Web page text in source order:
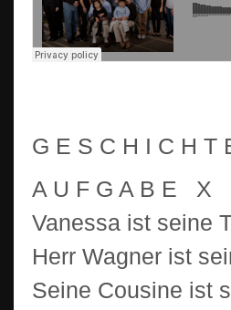
G E S C H I C H
A U F G A B E X
Vanessa ist seine
Herr Wagner ist
Seine Cousine ist